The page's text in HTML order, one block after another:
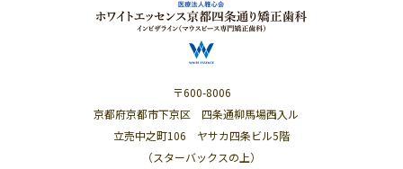
〒600-8006
京都府京都市下京区 四条通柳馬場西入ル
立売中之町106 ヤサカ四条ビル5階
（スターバックスの上）